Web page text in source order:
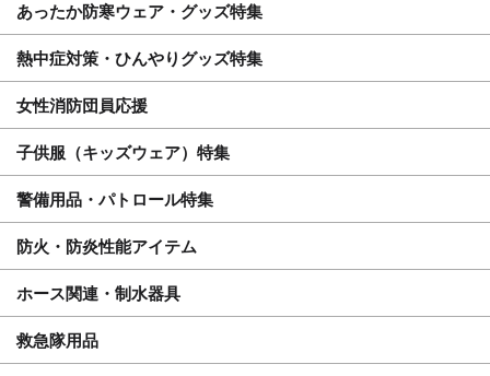
あったか防寒ウェア・グッズ特集
熱中症対策・ひんやりグッズ特集
女性消防団員応援
子供服（キッズウェア）特集
警備用品・パトロール特集
防火・防炎性能アイテム
ホース関連・制水器具
救急隊用品